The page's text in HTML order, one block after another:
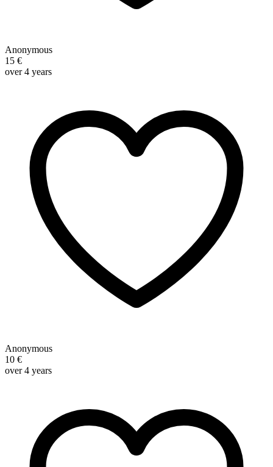
Anonymous
15 €
over 4 years
Anonymous
10 €
over 4 years